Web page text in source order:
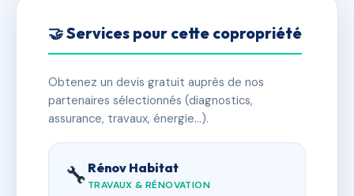
🤝 Services pour cette copropriété
Obtenez un devis gratuit auprès de nos
partenaires sélectionnés (diagnostics,
assurance, travaux, énergie…).
🔧 Rénov Habitat
TRAVAUX & RÉNOVATION